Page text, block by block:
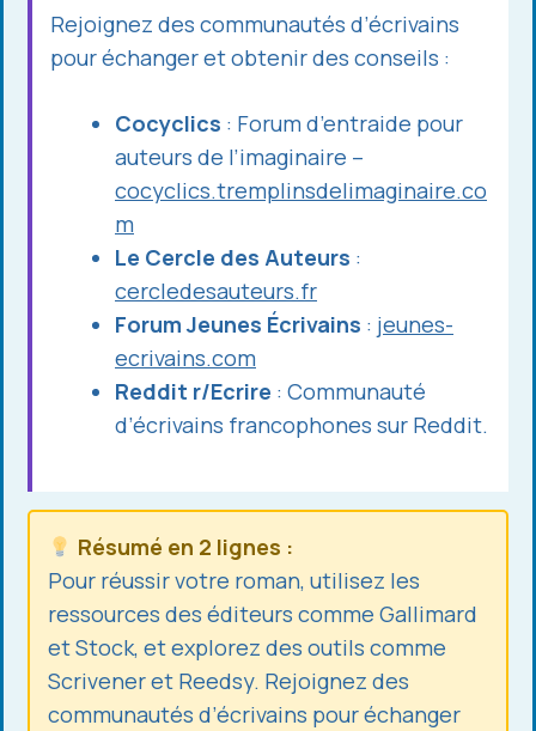
Rejoignez des communautés d’écrivains
pour échanger et obtenir des conseils :
Cocyclics : Forum d’entraide pour
auteurs de l’imaginaire –
cocyclics.tremplinsdelimaginaire.co
m
Le Cercle des Auteurs :
cercledesauteurs.fr
Forum Jeunes Écrivains : jeunes-
ecrivains.com
Reddit r/Ecrire : Communauté
d’écrivains francophones sur Reddit.
Résumé en 2 lignes :
Pour réussir votre roman, utilisez les
ressources des éditeurs comme Gallimard
et Stock, et explorez des outils comme
Scrivener et Reedsy. Rejoignez des
communautés d’écrivains pour échanger